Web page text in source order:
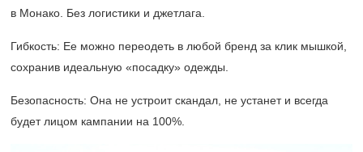
в Монако. Без логистики и джетлага.
Гибкость: Ее можно переодеть в любой бренд за клик мышкой,
сохранив идеальную «посадку» одежды.
Безопасность: Она не устроит скандал, не устанет и всегда
будет лицом кампании на 100%.